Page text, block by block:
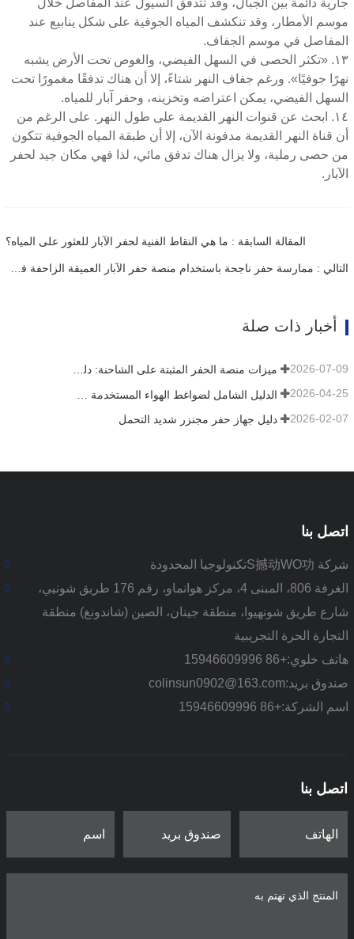
جارية دائمة بين الجبال، وقد تتدفق السيول عند المفاصل خلال
موسم الأمطار، وقد تنكشف المياه الجوفية على شكل ينابيع عند
المفاصل في موسم الجفاف.
١٣. «تكثر الحصى في السهل الفيضي، والغوص تحت الأرض يشبه
نهرًا جوفيًا». ورغم جفاف النهر شتاءً، إلا أن هناك تدفقًا مغمورًا تحت
السهل الفيضي، يمكن اعتراضه وتخزينه، وحفر آبار للمياه.
١٤. ابحث عن قنوات النهر القديمة على طول النهر. على الرغم من
أن قناة النهر القديمة مدفونة الآن، إلا أن طبقة المياه الجوفية تتكون
من حصى رملية، ولا يزال هناك تدفق مائي، لذا فهي مكان جيد لحفر
الآبار.
المقالة السابقة : ما هي النقاط الفنية لحفر الآبار للعثور على المياه؟
أخبار ذات صلة
ميزات منصة الحفر المثبتة على الشاحنة: دليل شامل لعام 2026 2026-07-09
2026-04-25
دليل جهاز حفر مجنزر شديد التحمل 2026-02-07
اتصل بنا
شركة S撼动WO功تكنولوجيا المحدودة
الغرفة 806، المبنى 4، مركز هوانماو، رقم 176 طريق شونيي،
شارع طريق شونهيوا، منطقة جينان، الصين (شاندونغ) منطقة
التجارة الحرة التجريبية
هاتف خلوي:+86 15946609996
صندوق بريد:colinsun0902@163.com
اسم الشركة:+86 15946609996
اتصل بنا